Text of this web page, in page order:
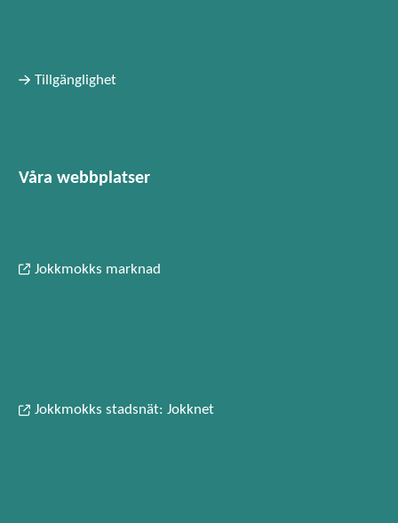
Tillgänglighet
Våra webbplatser
Jokkmokks marknad
Jokkmokks stadsnät: Jokknet